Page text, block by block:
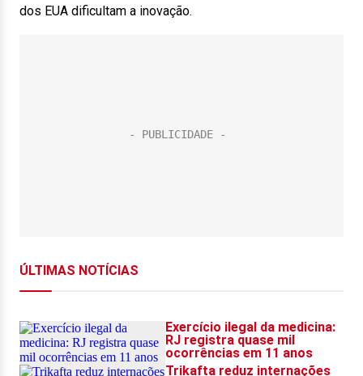
dos EUA dificultam a inovação.